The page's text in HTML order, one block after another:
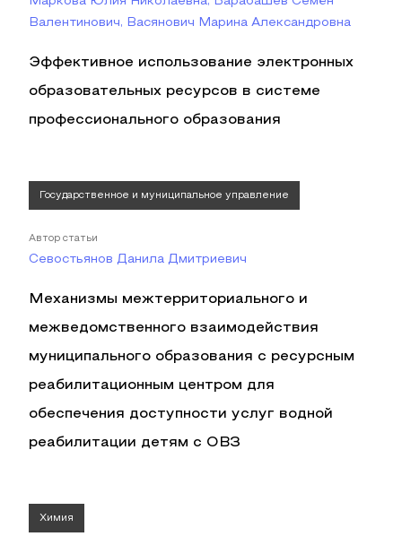
Валентинович, Васянович Марина Александровна
Эффективное использование электронных
образовательных ресурсов в системе
профессионального образования
Государственное и муниципальное управление
Автор статьи
Севостьянов Данила Дмитриевич
Механизмы межтерриториального и
межведомственного взаимодействия
муниципального образования с ресурсным
реабилитационным центром для
обеспечения доступности услуг водной
реабилитации детям с ОВЗ
Химия